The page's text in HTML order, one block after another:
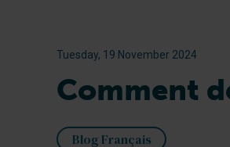
Tuesday, 19 November 2024
Comment
Blog Français